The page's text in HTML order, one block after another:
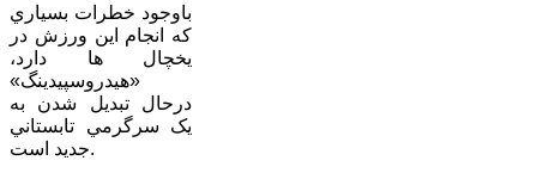
باوجود خطرات بسياري
که انجام اين ورزش در
يخچال ها دارد،
«هيدروسپيدينگ»
درحال تبديل شدن به
يک سرگرمي تابستاني
جديد است.